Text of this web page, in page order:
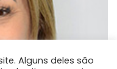
Alguns deles são